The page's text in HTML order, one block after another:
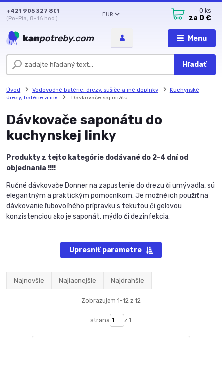
Menu
EUR
Hľadať
+421 905 327 801
(Po-Pia, 8-16 hod.)
0 ks
za 0 €
Úvod Vodovodné batérie, drezy, sušiče a iné doplnky
Kuchynské
drezy, batérie a iné
Dávkovače saponátu
Dávkovače saponátu do
kuchynskej linky
Produkty z tejto kategórie dodávané do 2-4 dní od
objednania !!!!
Ručné dávkovače Donner na zapustenie do drezu či umývadla, sú
elegantným a praktickým pomocníkom. Je možné ich použiť na
dávkovanie ľubovoľného prípravku s tekutou či gelovou
konzistenciou ako je saponát, mýdlo či dezinfekcia.
Upresniť parametre
Najnovšie Najlacnejšie Najdrahšie
Zobrazujem 1-12 z 12
strana z 1